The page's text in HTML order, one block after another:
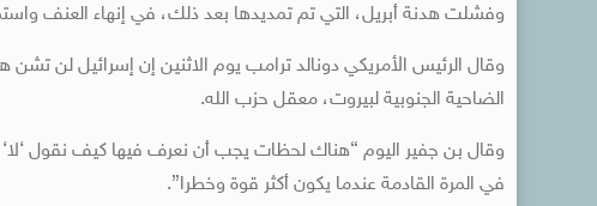
وفشلت هدنة أبريل، التي تم تمديدها بعد ذلك، في إنهاء العنف
وقال الرئيس الأمريكي دونالد ترامب يوم الاثنين إن إسرائيل لن
الضاحية الجنوبية لبيروت، معقل حزب الله.
وقال بن جفير ​اليوم “هناك لحظات يجب أن نعرف فيها كيف نقول ‘لا‘
في المرة القادمة ​عندما يكون أكثر قوة وخطرا”.